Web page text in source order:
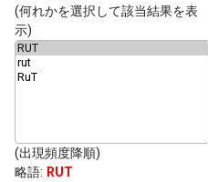
(何れかを選択して該当結果を表
示)
(出現頻度降順)
略語: RUT